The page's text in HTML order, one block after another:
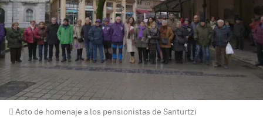
Acto de homenaje a los pensionistas de Santurtzi